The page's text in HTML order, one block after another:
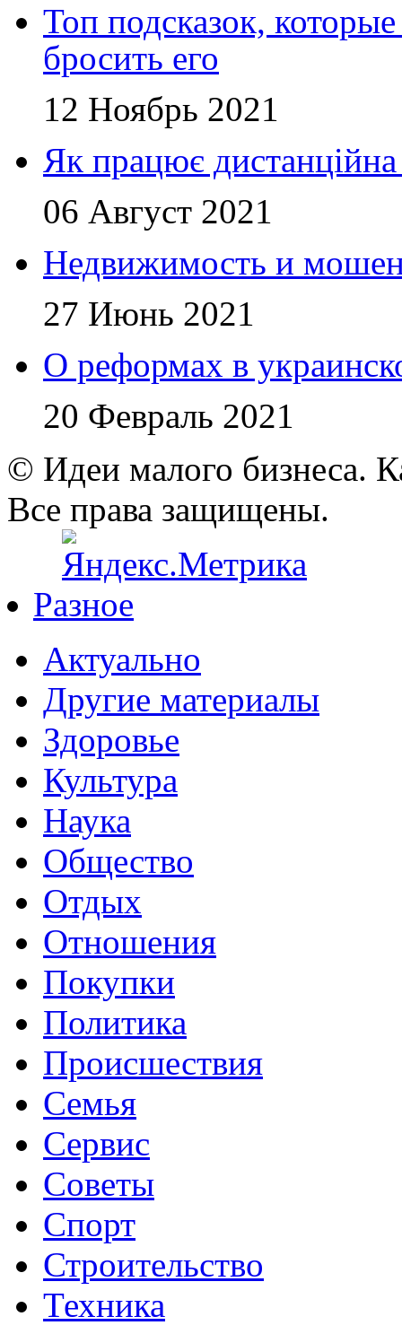
Топ подсказок,
бросить его
12 Ноябрь 2021
Як працює
06 Август 2021
Недвижимость и
27 Июнь 2021
О реформах в
20 Февраль 2021
© Идеи малого бизнеса.
Все права защищены.
Разное
Актуально
Другие материалы
Здоровье
Культура
Наука
Общество
Отдых
Отношения
Покупки
Политика
Происшествия
Семья
Сервис
Советы
Спорт
Строительство
Техника